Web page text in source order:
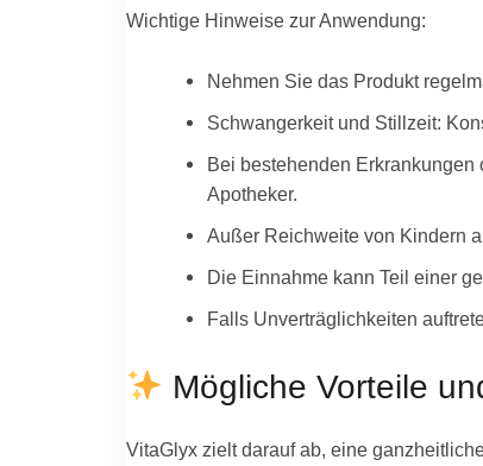
Wichtige Hinweise zur Anwendung:
Nehmen Sie das Produkt
Schwangerkeit und Stillzeit:
Bei bestehenden
Apotheker.
Außer Reichweite von Kindern
Die Einnahme kann Teil einer
Falls Unverträglichkeiten
Mögliche Vorteile
VitaGlyx zielt darauf ab, eine